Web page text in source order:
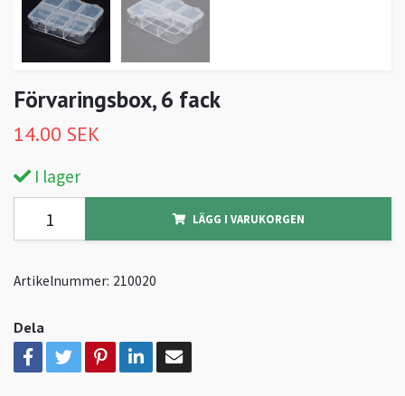
Förvaringsbox, 6 fack
14.00 SEK
I lager
LÄGG I VARUKORGEN
Artikelnummer: 210020
Dela